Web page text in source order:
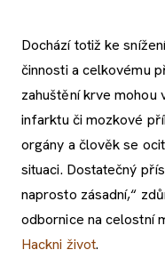
Dochází totiž ke
činnosti a celkovému
zahuštění krve mohou
infarktu či mozkové
orgány a člověk se
situaci. Dostatečný
naprosto zásadní,“
odbornice na celostní
Hackni život.